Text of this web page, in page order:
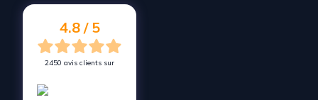
Vendez votre voiture à
4.8 / 5
2450 avis clients sur